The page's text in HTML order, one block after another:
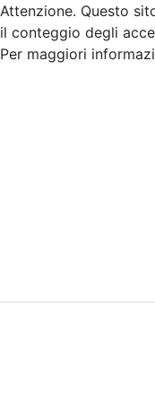
Attenzione. Questo
il conteggio degli
Per maggiori